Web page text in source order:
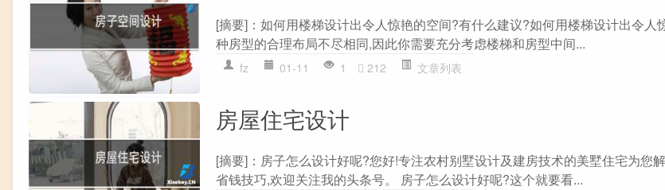
[摘要]：如何用楼梯设计出令人惊艳的空间?有什么建议?如何用楼梯设计出令人
种房型的合理布局不尽相同,因此你需要充分考虑楼梯和房型中间...
fz 01-11 1 212 文章列表
房屋住宅设计
[摘要]：房子怎么设计好呢?您好!专注农村别墅设计及建房技术的美墅住宅为您解
省钱技巧,欢迎关注我的头条号。 房子怎么设计好呢?这个就要看...